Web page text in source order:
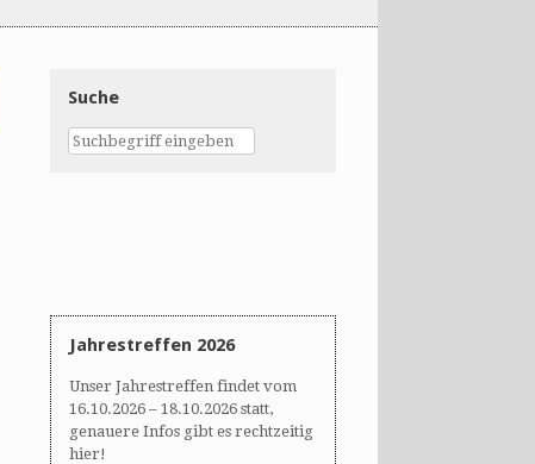
Suche
Jahrestreffen 2026
Unser Jahrestreffen findet vom
16.10.2026 – 18.10.2026 statt,
genauere Infos gibt es rechtzeitig
hier!